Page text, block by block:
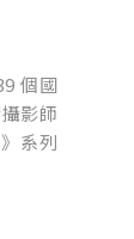
個國
影師
系列